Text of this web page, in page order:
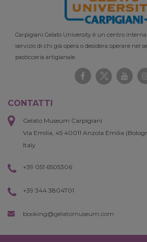
Carpigiani Gelato University è un centro
servizio di chi già opera o desidera operare nel
pasticceria artigianale.
CONTATTI
Gelato Museum Carpigiani
Via Emilia, 45 40011 Anzola Emilia
Italy
+39 051 6505306
+39 344 3804701
booking@gelatomuseum.com